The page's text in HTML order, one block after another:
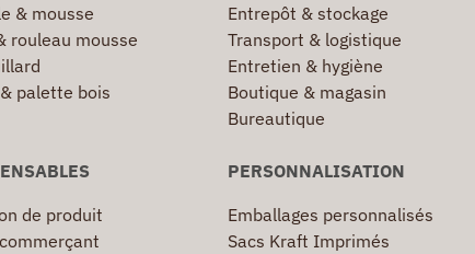
& mousse
rouleau mousse
palette bois
Entrepôt & stockage
Transport & logistique
Entretien & hygiène
Boutique & magasin
Bureautique
de produit
PERSONNALISATION
Emballages personnalisés
Sacs Kraft Imprimés